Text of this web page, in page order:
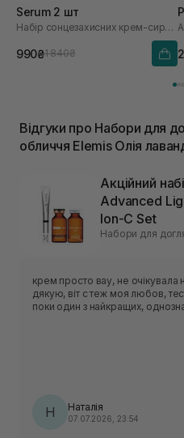
Serum 2 шт
Набір сонцезахисних крем-сироваток
990₴1 840₴
Відгуки про Набори для
обличчя Elemis Олія
Акційний
Advanced
Ion-C Set
Набори для
крем просто вау, не очікувала
дякую, віт с теж моя любов,
поки один з найкращих,
Н Наталія
07.07.2026, 23:54